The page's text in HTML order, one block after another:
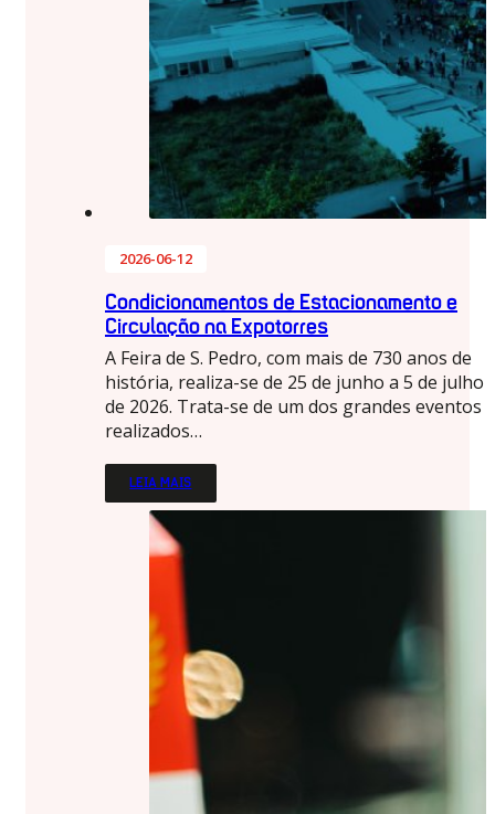
2026-06-12
Condicionamentos de Estacionamento e
Circulação na Expotorres
A Feira de S. Pedro, com mais de 730 anos de
história, realiza-se de 25 de junho a 5 de julho
de 2026. Trata-se de um dos grandes eventos
realizados…
LEIA MAIS